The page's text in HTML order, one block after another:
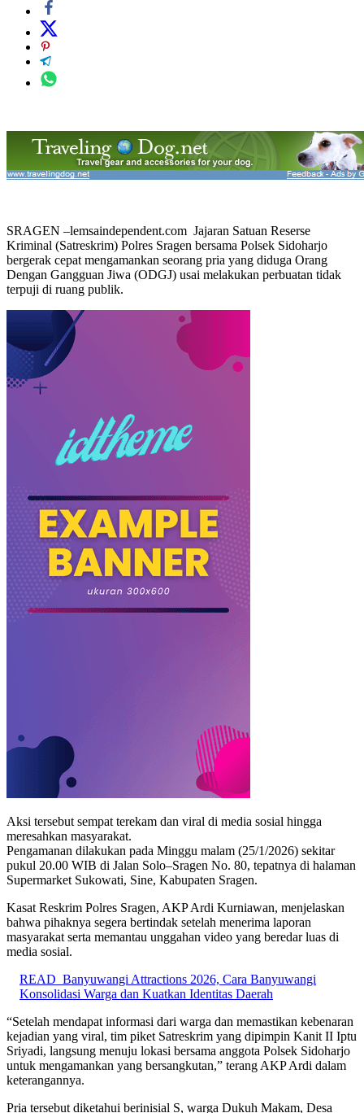
SRAGEN –lemsaindependent.com Jajaran Satuan Reserse
Kriminal (Satreskrim) Polres Sragen bersama Polsek Sidoharjo
bergerak cepat mengamankan seorang pria yang diduga Orang
Dengan Gangguan Jiwa (ODGJ) usai melakukan perbuatan tidak
terpuji di ruang publik.
Aksi tersebut sempat terekam dan viral di media sosial hingga
meresahkan masyarakat.
Pengamanan dilakukan pada Minggu malam (25/1/2026) sekitar
pukul 20.00 WIB di Jalan Solo–Sragen No. 80, tepatnya di halaman
Supermarket Sukowati, Sine, Kabupaten Sragen.
Kasat Reskrim Polres Sragen, AKP Ardi Kurniawan, menjelaskan
bahwa pihaknya segera bertindak setelah menerima laporan
masyarakat serta memantau unggahan video yang beredar luas di
media sosial.
READ Banyuwangi Attractions 2026, Cara Banyuwangi
Konsolidasi Warga dan Kuatkan Identitas Daerah
“Setelah mendapat informasi dari warga dan memastikan kebenaran
kejadian yang viral, tim piket Satreskrim yang dipimpin Kanit II Iptu
Sriyadi, langsung menuju lokasi bersama anggota Polsek Sidoharjo
untuk mengamankan yang bersangkutan,” terang AKP Ardi dalam
keterangannya.
Pria tersebut diketahui berinisial S, warga Dukuh Makam, Desa